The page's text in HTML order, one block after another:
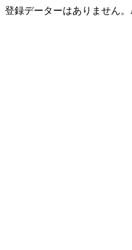
登録データーはありません。